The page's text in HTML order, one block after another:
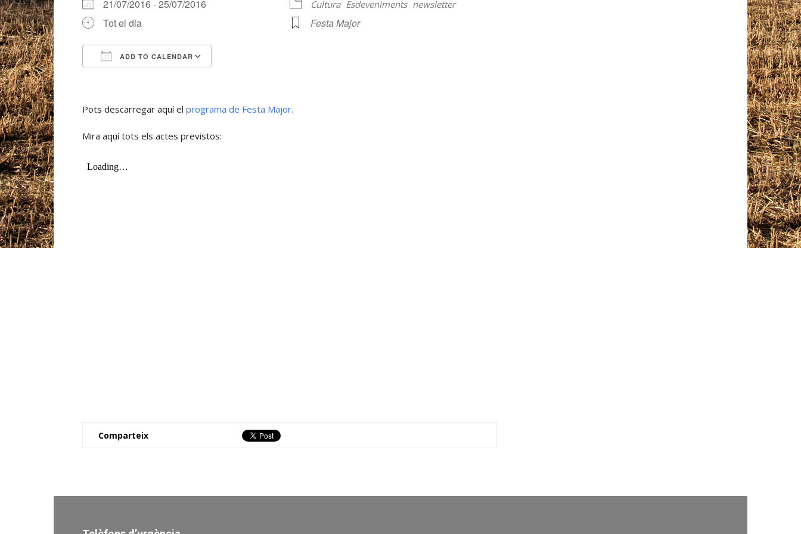
21/07/2016 - 25/07/2016
Tot el dia
ADD TO CALENDAR
Cultura Esdeveniments newsletter
Festa Major
Pots descarregar aquí el programa de Festa Major.
Mira aquí tots els actes previstos:
Comparteix